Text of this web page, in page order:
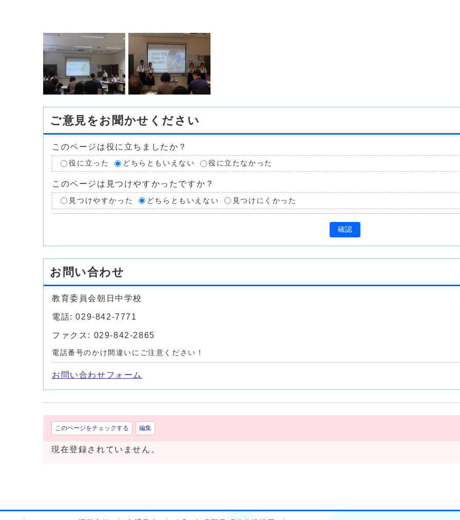
ご意見をお聞かせください
このページは役に立ちましたか？
役に立った どちらともいえない 役に立たなかった
このページは見つけやすかったですか？
見つけやすかった どちらともいえない 見つけにくかった
確認
お問い合わせ
教育委員会朝日中学校
電話: 029-842-7771
ファクス: 029-842-2865
電話番号のかけ間違いにご注意ください！
お問い合わせフォーム
このページをチェックする 編集
現在登録されていません。